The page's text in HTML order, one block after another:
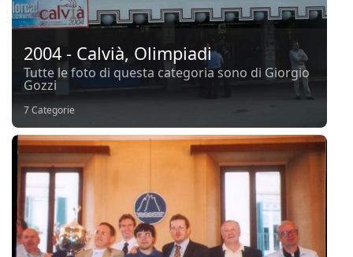
2004 - Calvià, Olimpiadi
Tutte le foto di questa categoria sono di Giorgio
Gozzi
7 Categorie